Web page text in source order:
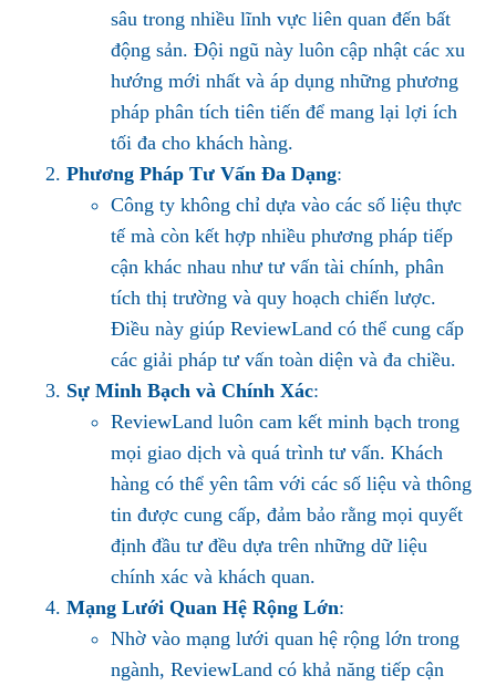
sâu trong nhiều lĩnh vực liên quan đến bất
động sản. Đội ngũ này luôn cập nhật các xu
hướng mới nhất và áp dụng những phương
pháp phân tích tiên tiến để mang lại lợi ích
tối đa cho khách hàng.
Phương Pháp Tư Vấn Đa Dạng:
Công ty không chỉ dựa vào các số liệu thực
tế mà còn kết hợp nhiều phương pháp tiếp
cận khác nhau như tư vấn tài chính, phân
tích thị trường và quy hoạch chiến lược.
Điều này giúp ReviewLand có thể cung cấp
các giải pháp tư vấn toàn diện và đa chiều.
Sự Minh Bạch và Chính Xác:
ReviewLand luôn cam kết minh bạch trong
mọi giao dịch và quá trình tư vấn. Khách
hàng có thể yên tâm với các số liệu và thông
tin được cung cấp, đảm bảo rằng mọi quyết
định đầu tư đều dựa trên những dữ liệu
chính xác và khách quan.
Mạng Lưới Quan Hệ Rộng Lớn:
Nhờ vào mạng lưới quan hệ rộng lớn trong
ngành, ReviewLand có khả năng tiếp cận